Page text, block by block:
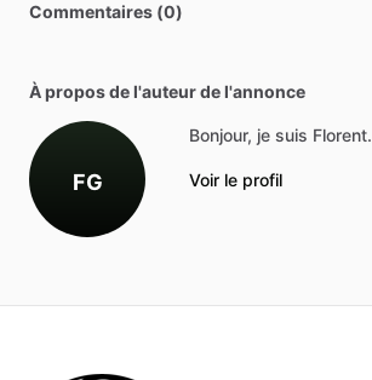
Commentaires (0)
À propos de l'auteur de l'annonce
FG
Bonjour, je suis Florent.
Voir le profil